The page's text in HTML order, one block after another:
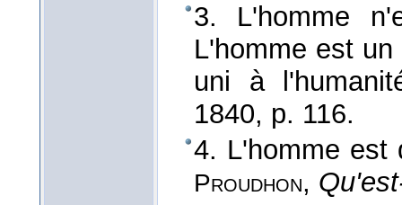
3. L'homme
L'homme est un
uni à
1840, p. 116.
4. L'homme
Proudhon,